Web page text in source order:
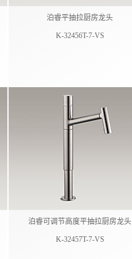
泊睿平抽拉厨房龙头
K-32456T-7-VS
泊睿可调节高度平抽拉厨房龙头
K-32457T-7-VS